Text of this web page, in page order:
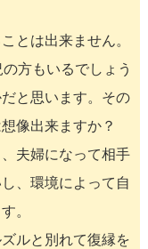
とは出来ません。
方もいるでしょう
と思います。その
像出来ますか？
夫婦になって相手
、環境によって自
。
ルと別れて復縁を